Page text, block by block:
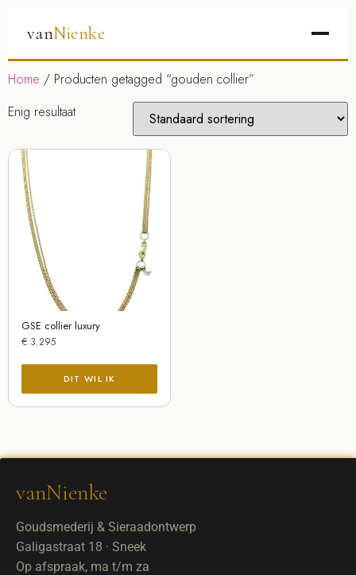
vanNienke
Home / Producten getagged “gouden collier”
Enig resultaat
GSE collier luxury
€ 3.295
vanNienke
Goudsmederij & Sieraadontwerp
Galigastraat 18 · Sneek
Op afspraak, ma t/m za